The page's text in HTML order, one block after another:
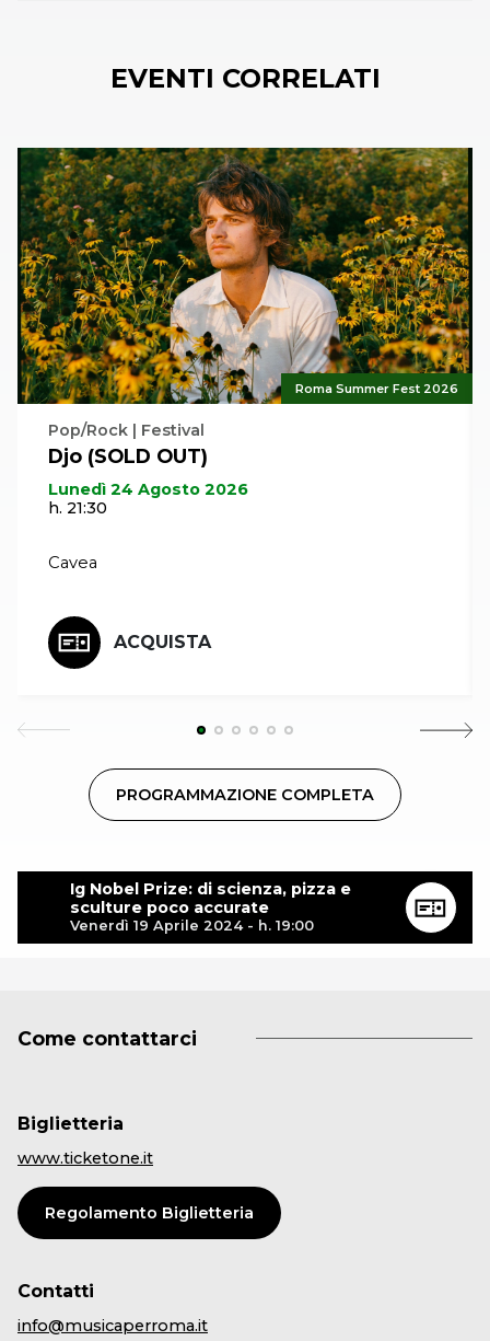
Ig Nobel Prize: di scienza, pizza e
sculture poco accurate
Venerdì 19 Aprile 2024 - h. 19:00
EVENTI CORRELATI
Roma Summer Fest 2026
Pop/Rock | Festival
Djo (SOLD OUT)
Lunedì 24 Agosto 2026
h. 21:30
Cavea
ACQUISTA
PROGRAMMAZIONE COMPLETA
Come contattarci
Biglietteria
www.ticketone.it
Regolamento Biglietteria
Contatti
info@musicaperroma.it